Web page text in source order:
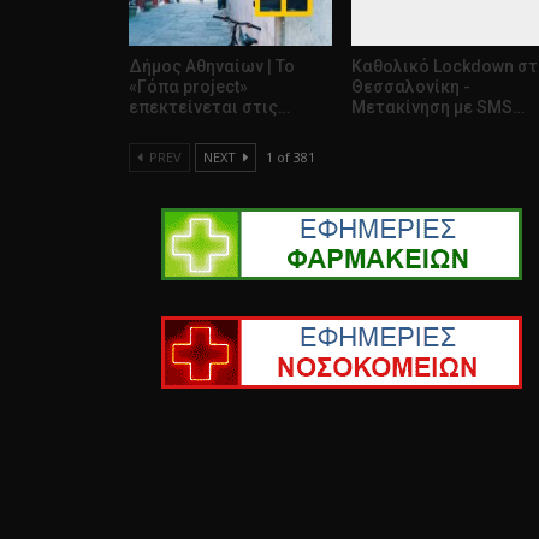
Δήμος Αθηναίων | To
«Γόπα project»
επεκτείνεται στις…
Καθολικό Lockdown
Θεσσαλονίκη -
Mετακίνηση με SMS…
PREV NEXT 1 of 381